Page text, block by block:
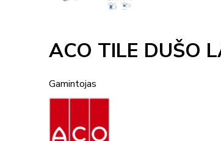
ACO TILE DUŠO
Gamintojas